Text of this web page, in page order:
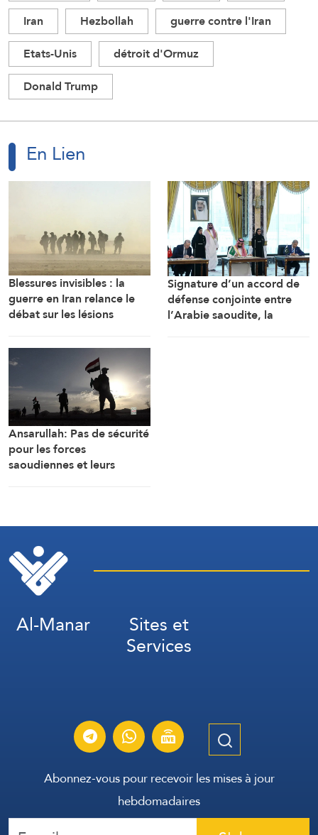
Iran
Hezbollah
guerre contre l'Iran
Etats-Unis
détroit d'Ormuz
Donald Trump
En Lien
Blessures invisibles : la
guerre en Iran relance le
débat sur les lésions
américains
Signature d’un accord de
défense conjointe entre
l’Arabie saoudite, la
Ansarullah: Pas de sécurité
pour les forces
saoudiennes et leurs
Al-Manar Sites et
Services
Abonnez-vous pour recevoir les mises à jour
hebdomadaires